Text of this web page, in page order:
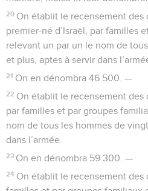
20 On établit le recensement des
premier-né d’Israël, par familles
relevant un par un le nom de
et plus, aptes à servir dans
21 On en dénombra 46 500. —
22 On établit le recensement des
par familles et par groupes
nom de tous les hommes de
dans l’armée.
23 On en dénombra 59 300. —
24 On établit le recensement des